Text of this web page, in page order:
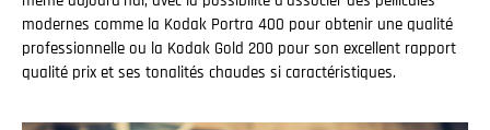
modernes comme la Kodak Portra 400 pour obtenir une qualité
professionnelle ou la Kodak Gold 200 pour son excellent rapport
qualité prix et ses tonalités chaudes si caractéristiques.